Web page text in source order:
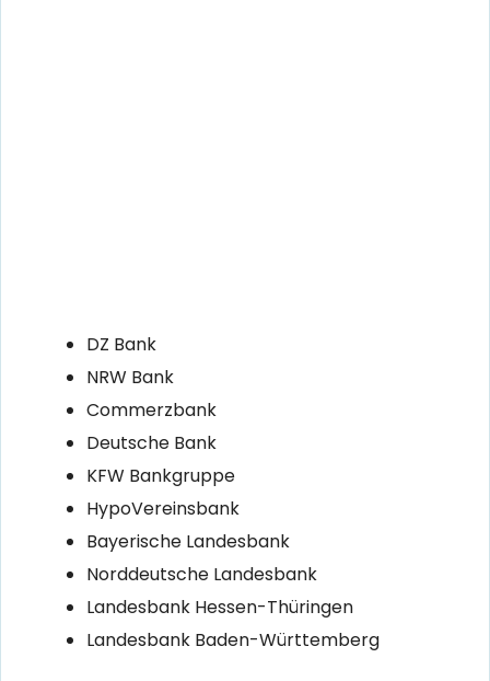
DZ Bank
NRW Bank
Commerzbank
Deutsche Bank
KFW Bankgruppe
HypoVereinsbank
Bayerische Landesbank
Norddeutsche Landesbank
Landesbank Hessen-Thüringen
Landesbank Baden-Württemberg